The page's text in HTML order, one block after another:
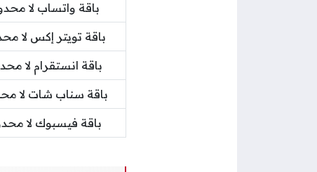
باقة واتساب لا
باقة تويتر إكس لا
باقة انستقرام لا
باقة سناب شات لا
باقة فيسبوك لا